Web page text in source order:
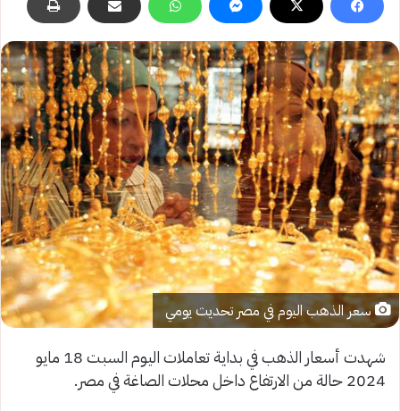
سعر الذهب اليوم في مصر تحديث يومي
شهدت أسعار الذهب في بداية تعاملات اليوم السبت 18 مايو
2024 حالة من الارتفاع داخل محلات الصاغة في مصر.